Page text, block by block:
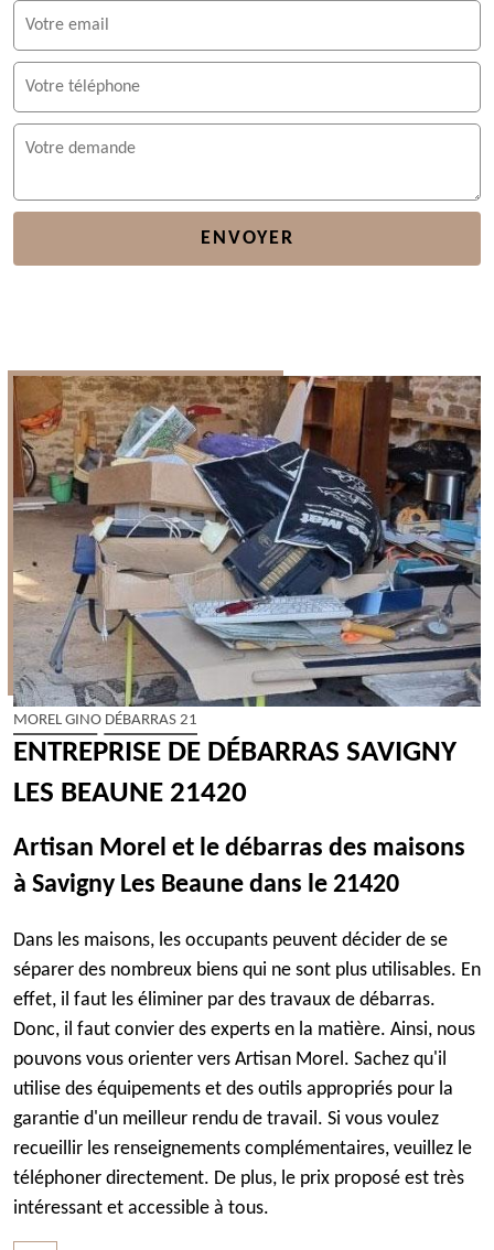
MOREL GINO DÉBARRAS 21
ENTREPRISE DE DÉBARRAS SAVIGNY
LES BEAUNE 21420
Artisan Morel et le débarras des maisons
à Savigny Les Beaune dans le 21420
Dans les maisons, les occupants peuvent décider de se
séparer des nombreux biens qui ne sont plus utilisables. En
effet, il faut les éliminer par des travaux de débarras.
Donc, il faut convier des experts en la matière. Ainsi, nous
pouvons vous orienter vers Artisan Morel. Sachez qu'il
utilise des équipements et des outils appropriés pour la
garantie d'un meilleur rendu de travail. Si vous voulez
recueillir les renseignements complémentaires, veuillez le
téléphoner directement. De plus, le prix proposé est très
intéressant et accessible à tous.